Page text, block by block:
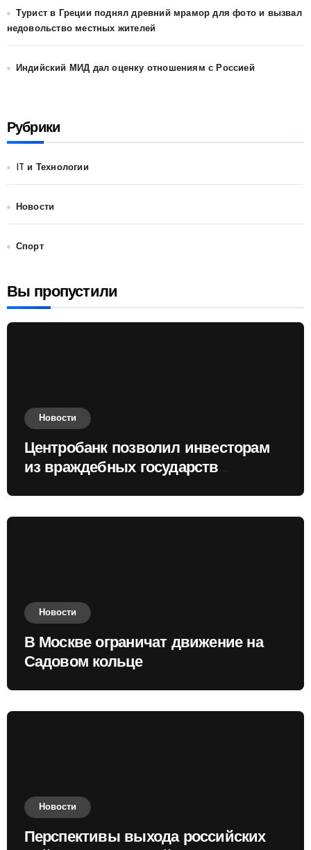
Турист в Греции поднял древний мрамор для фото и вызвал
недовольство местных жителей
Индийский МИД дал оценку отношениям с Россией
Рубрики
IT и Технологии
Новости
Спорт
Вы пропустили
Новости
Центробанк позволил инвесторам
из враждебных государств
Новости
В Москве ограничат движение на
Садовом кольце
Новости
Перспективы выхода российских